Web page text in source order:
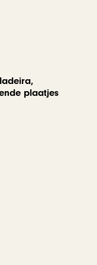
plaatjes